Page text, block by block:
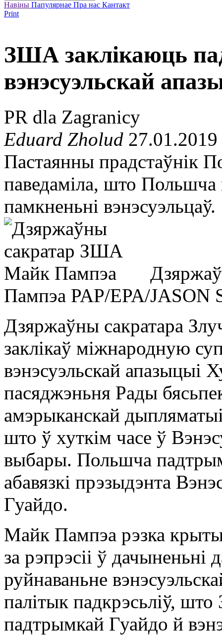
Навіны Папулярнае Пра нас Кантакт
Print
ЗША заклікаюць
вэнэсуэльскай
PR dla Zagranicy
Eduard Zholud
Пастаянны прадстаўнік
паведаміла, што
памкненьні вэнэсуэльцаў.
Пампэа PAP/EPA/JASON
Дзяржаўны сакратара
заклікаў міжнародную
вэнэсуэльскай апазыцыі
пасяджэньня Рады
амэрыканскай
што ў хуткім часе ў
выбары. Польшча
абавязкі прэзыдэнта
Гуайдо.
Майк Пампэа рэзка
за рэпрэсіі ў дачыненьні
руйнаваньне
палітык падкрэсьліў,
падтрымкай Гуайдо й